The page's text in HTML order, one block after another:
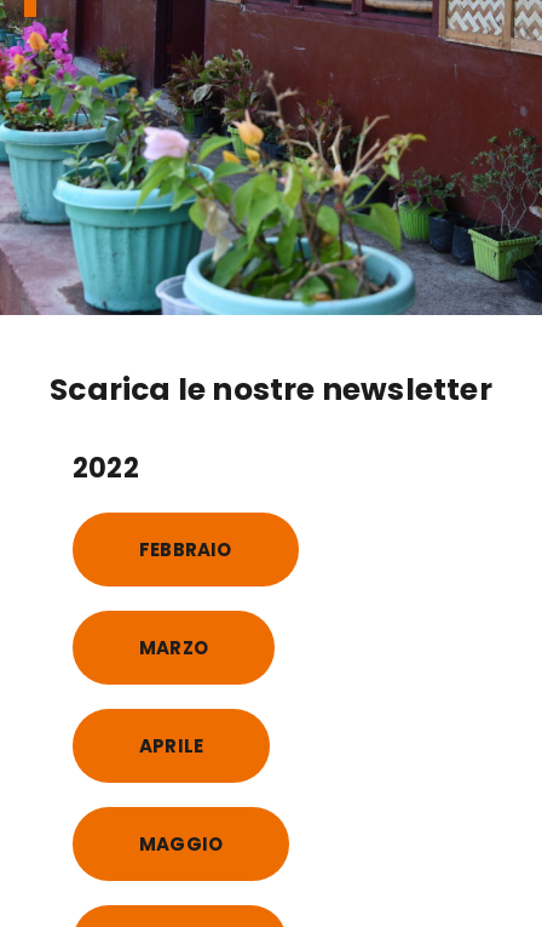
Scarica le nostre newsletter
2022
FEBBRAIO
MARZO
APRILE
MAGGIO